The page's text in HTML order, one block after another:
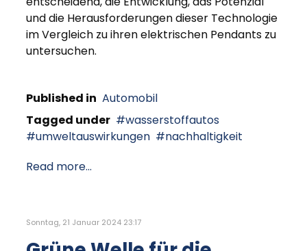
und die Herausforderungen dieser Technologie
im Vergleich zu ihren elektrischen Pendants zu
untersuchen.
Published in Automobil
Tagged under
wasserstoffautos
umweltauswirkungen
nachhaltigkeit
Read more...
Sonntag, 21 Januar 2024 23:17